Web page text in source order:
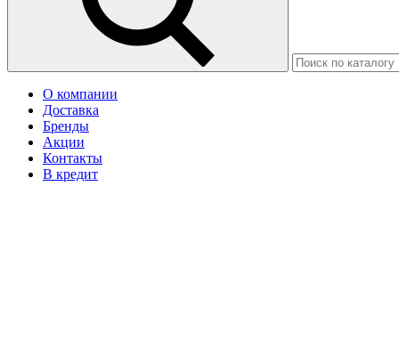
О компании
Доставка
Бренды
Акции
Контакты
В кредит